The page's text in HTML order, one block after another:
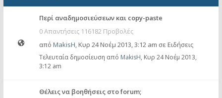
Περί αναδημοσιεύσεων και copy-paste
0 Απαντήσεις 116182 Προβολές
από MakisH, Κυρ 24 Νοέμ 2013, 3:12 am σε Ειδήσεις
Τελευταία δημοσίευση από MakisH, Κυρ 24 Νοέμ 2013,
3:12 am
Θέλεις να βοηθήσεις στο forum;